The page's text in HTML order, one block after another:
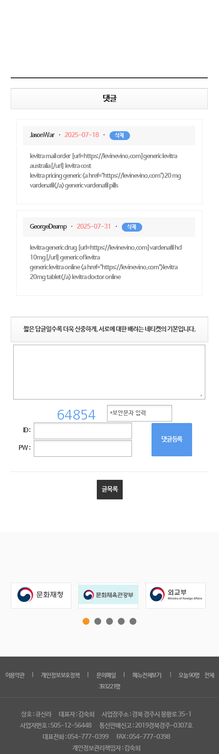
댓글
JasonWar· 2025-07-18· 삭제
levitra mail order [url=https://levinevino.com]generic levitra
australia[/url] levitra cost
levitra pricing generic <a href="https://levinevino.com">20 mg
vardenafil</a> generic vardenafil pills
GeorgeDeamp· 2025-07-31 · 삭제
levitra generic drug [url=https://levinevino.com]vardenafil hcl
10mg[/url] generic of levitra
generic levitra online <a href="https://levinevino.com">levitra
20mg tablet</a> levitra doctor online
짧은 답글일수록 더욱 신중하게, 서로에 대한 배려는 네티켓의 기본입니다.
ID :
PW :
댓글등록
글목록
이용약관 개인정보보호정책 문의메일 메뉴전체보기
오늘 90명 전체
393221명
상호 : 큐신라 대표자 : 김숙희
사업장주소 : 경북 경주시 봉황로 35-1
사업자번호 : 505-12-56448
통신판매신고 : 2019경북경주-0307호
대표전화 : 054-777-0399
FAX : 054-777-0398
개인정보관리책임자 : 김숙희